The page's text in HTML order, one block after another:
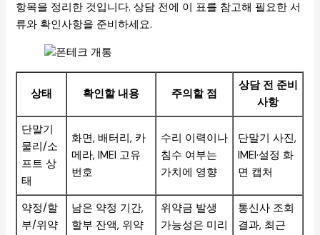
항목을 정리한 것입니다. 상담 전에 이 표를 참고해 필요한 서
류와 확인사항을 준비하세요.
상태 확인할 내용 주의할 점
상담 전 준비
사항
단말기
물리/소
프트 상
태
화면, 배터리, 카
메라, IMEI 고유
번호
수리 이력이나
침수 여부는
가치에 영향
단말기 사진,
IMEI·설정 화
면 캡처
약정/할
부/위약
남은 약정 기간,
할부 잔액, 위약
위약금 발생
가능성은 미리
통신사 조회
결과, 최근